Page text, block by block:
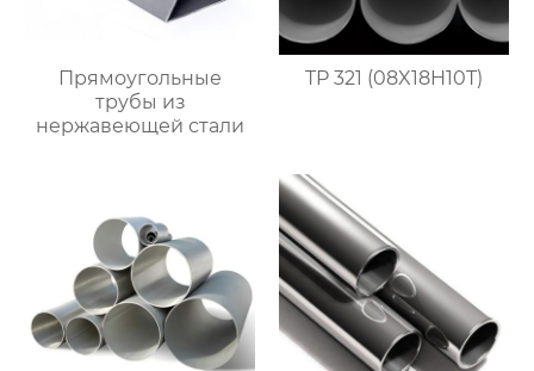
Прямоугольные
трубы из
нержавеющей стали
TP 321 (08X18H10T)